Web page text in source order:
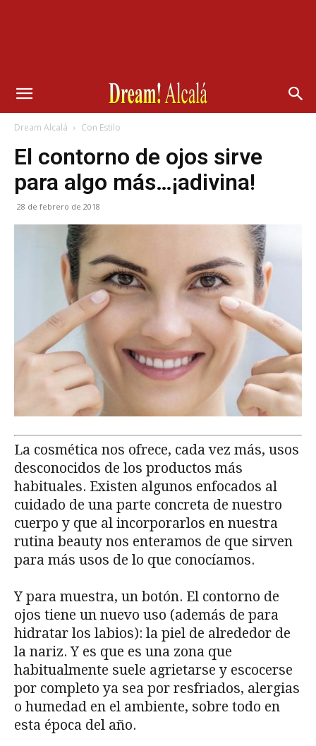
Dream Alcalá Con Estilo
El contorno de ojos sirve
para algo más…¡adivina!
28 de febrero de 2018
La cosmética nos ofrece, cada vez más, usos
desconocidos de los productos más
habituales. Existen algunos enfocados al
cuidado de una parte concreta de nuestro
cuerpo y que al incorporarlos en nuestra
rutina beauty nos enteramos de que sirven
para más usos de lo que conocíamos.
Y para muestra, un botón. El contorno de
ojos tiene un nuevo uso (además de para
hidratar los labios): la piel de alrededor de
la nariz. Y es que es una zona que
habitualmente suele agrietarse y escocerse
por completo ya sea por resfriados, alergias
o humedad en el ambiente, sobre todo en
esta época del año.